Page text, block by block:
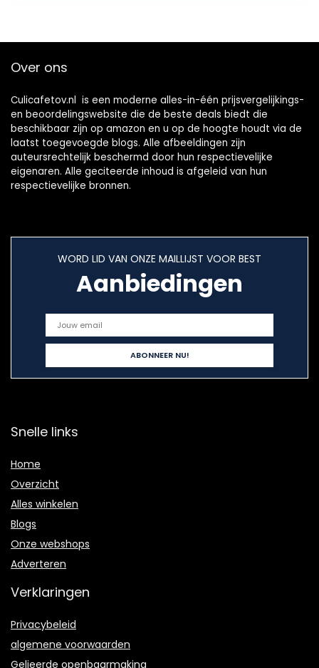
Over ons
Culicafetov.nl is een moderne alles-in-één prijsvergelijkings-
en beoordelingswebsite die de beste deals biedt die
beschikbaar zijn op amazon en u op de hoogte houdt via de
laatst toegevoegde blogs. Alle afbeeldingen zijn
auteursrechtelijk beschermd door hun respectievelijke
eigenaren. Alle geciteerde inhoud is afgeleid van hun
respectievelijke bronnen.
WORD LID VAN ONZE MAILLIJST VOOR BEST
Aanbiedingen
Snelle links
Home
Overzicht
Alles winkelen
Blogs
Onze webshops
Adverteren
Verklaringen
Privacybeleid
algemene voorwaarden
Gelieerde openbaarmaking